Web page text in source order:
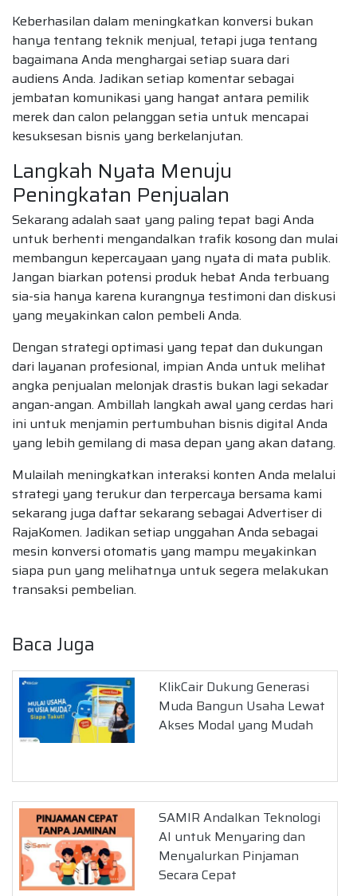
Keberhasilan dalam meningkatkan konversi bukan
hanya tentang teknik menjual, tetapi juga tentang
bagaimana Anda menghargai setiap suara dari
audiens Anda. Jadikan setiap komentar sebagai
jembatan komunikasi yang hangat antara pemilik
merek dan calon pelanggan setia untuk mencapai
kesuksesan bisnis yang berkelanjutan.
Langkah Nyata Menuju
Peningkatan Penjualan
Sekarang adalah saat yang paling tepat bagi Anda
untuk berhenti mengandalkan trafik kosong dan mulai
membangun kepercayaan yang nyata di mata publik.
Jangan biarkan potensi produk hebat Anda terbuang
sia-sia hanya karena kurangnya testimoni dan diskusi
yang meyakinkan calon pembeli Anda.
Dengan strategi optimasi yang tepat dan dukungan
dari layanan profesional, impian Anda untuk melihat
angka penjualan melonjak drastis bukan lagi sekadar
angan-angan. Ambillah langkah awal yang cerdas hari
ini untuk menjamin pertumbuhan bisnis digital Anda
yang lebih gemilang di masa depan yang akan datang.
Mulailah meningkatkan interaksi konten Anda melalui
strategi yang terukur dan terpercaya bersama kami
sekarang juga daftar sekarang sebagai Advertiser di
RajaKomen. Jadikan setiap unggahan Anda sebagai
mesin konversi otomatis yang mampu meyakinkan
siapa pun yang melihatnya untuk segera melakukan
transaksi pembelian.
Baca Juga
KlikCair Dukung Generasi
Muda Bangun Usaha Lewat
Akses Modal yang Mudah
SAMIR Andalkan Teknologi
AI untuk Menyaring dan
Menyalurkan Pinjaman
Secara Cepat